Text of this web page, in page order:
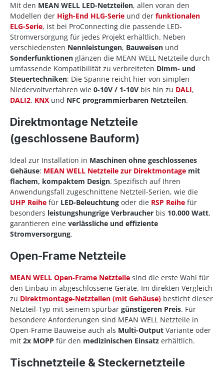
Mit den MEAN WELL LED-Netzteilen, allen voran den
Modellen der High-End HLG-Serie und der funktionalen
ELG-Serie, ist bei ProConnecting die passende LED-
Stromversorgung für jedes Projekt erhältlich. Neben
verschiedensten Nennleistungen, Bauweisen und
Sonderfunktionen glänzen die MEAN WELL Netzteile durch
umfassende Kompatibilität zu verbreiteten Dimm- und
Steuertechniken: Die Spanne reicht hier von simplen
Niedervoltverfahren wie 0-10V / 1-10V bis hin zu DALI,
DALI2, KNX und NFC programmierbaren Netzteilen.
Direktmontage Netzteile
(geschlossene Bauform)
Ideal zur Installation in Maschinen ohne geschlossenes
Gehäuse: MEAN WELL Netzteile zur Direktmontage mit
flachem, kompaktem Design. Spezifisch auf Ihren
Anwendungsfall zugeschnittene Netzteil-Serien, wie die
UHP Reihe für LED-Beleuchtung oder die RSP Reihe für
besonders leistungshungrige Verbraucher bis 10.000 Watt,
garantieren eine verlässliche und effiziente
Stromversorgung.
Open-Frame Netzteile
MEAN WELL Open-Frame Netzteile sind die erste Wahl für
den Einbau in abgeschlossene Geräte. Im direkten Vergleich
zu Direktmontage-Netzteilen (mit Gehäuse) besticht dieser
Netzteil-Typ mit seinem spürbar günstigeren Preis. Für
besondere Anforderungen sind MEAN WELL Netzteile in
Open-Frame Bauweise auch als Multi-Output Variante oder
mit 2x MOPP für den medizinischen Einsatz erhältlich.
Tischnetzteile & Steckernetzteile